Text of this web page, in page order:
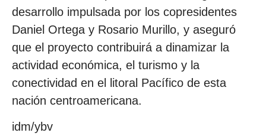
desarrollo impulsada por los copresidentes
Daniel Ortega y Rosario Murillo, y aseguró
que el proyecto contribuirá a dinamizar la
actividad económica, el turismo y la
conectividad en el litoral Pacífico de esta
nación centroamericana.
idm/ybv